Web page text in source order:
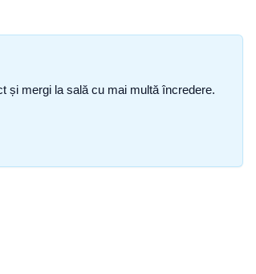
și mergi la sală cu mai multă încredere.